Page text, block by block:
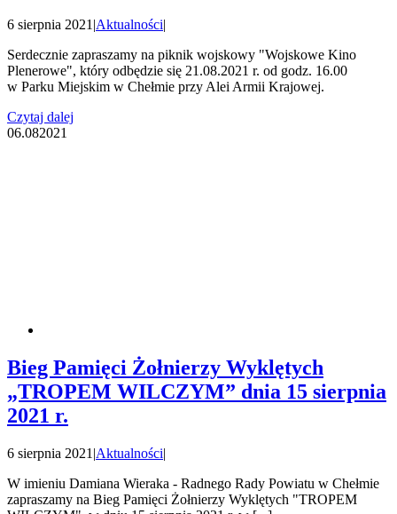
6 sierpnia 2021 |Aktualności|
Serdecznie zapraszamy na piknik wojskowy "Wojskowe Kino
Plenerowe", który odbędzie się 21.08.2021 r. od godz. 16.00
w Parku Miejskim w Chełmie przy Alei Armii Krajowej.
Czytaj dalej
06.082021
Bieg Pamięci Żołnierzy Wyklętych
„TROPEM WILCZYM” dnia 15 sierpnia
2021 r.
6 sierpnia 2021 |Aktualności|
W imieniu Damiana Wieraka - Radnego Rady Powiatu w Chełmie
zapraszamy na Bieg Pamięci Żołnierzy Wyklętych "TROPEM